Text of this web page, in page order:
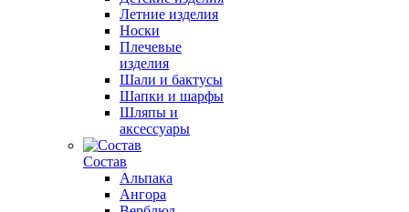
Летние изделия
Носки
Плечевые
изделия
Шали и бактусы
Шапки и шарфы
Шляпы и
аксессуары
Состав
Альпака
Ангора